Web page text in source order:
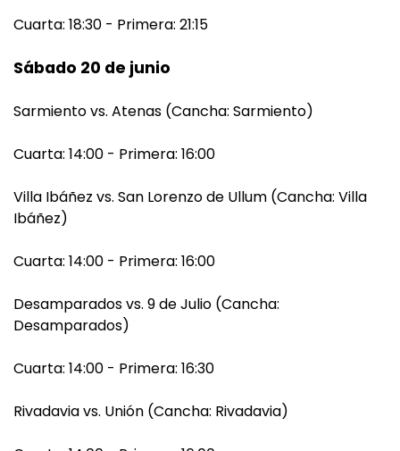
Cuarta: 18:30 - Primera: 21:15
Sábado 20 de junio
Sarmiento vs. Atenas (Cancha: Sarmiento)
Cuarta: 14:00 - Primera: 16:00
Villa Ibáñez vs. San Lorenzo de Ullum (Cancha: Villa
Ibáñez)
Cuarta: 14:00 - Primera: 16:00
Desamparados vs. 9 de Julio (Cancha:
Desamparados)
Cuarta: 14:00 - Primera: 16:30
Rivadavia vs. Unión (Cancha: Rivadavia)